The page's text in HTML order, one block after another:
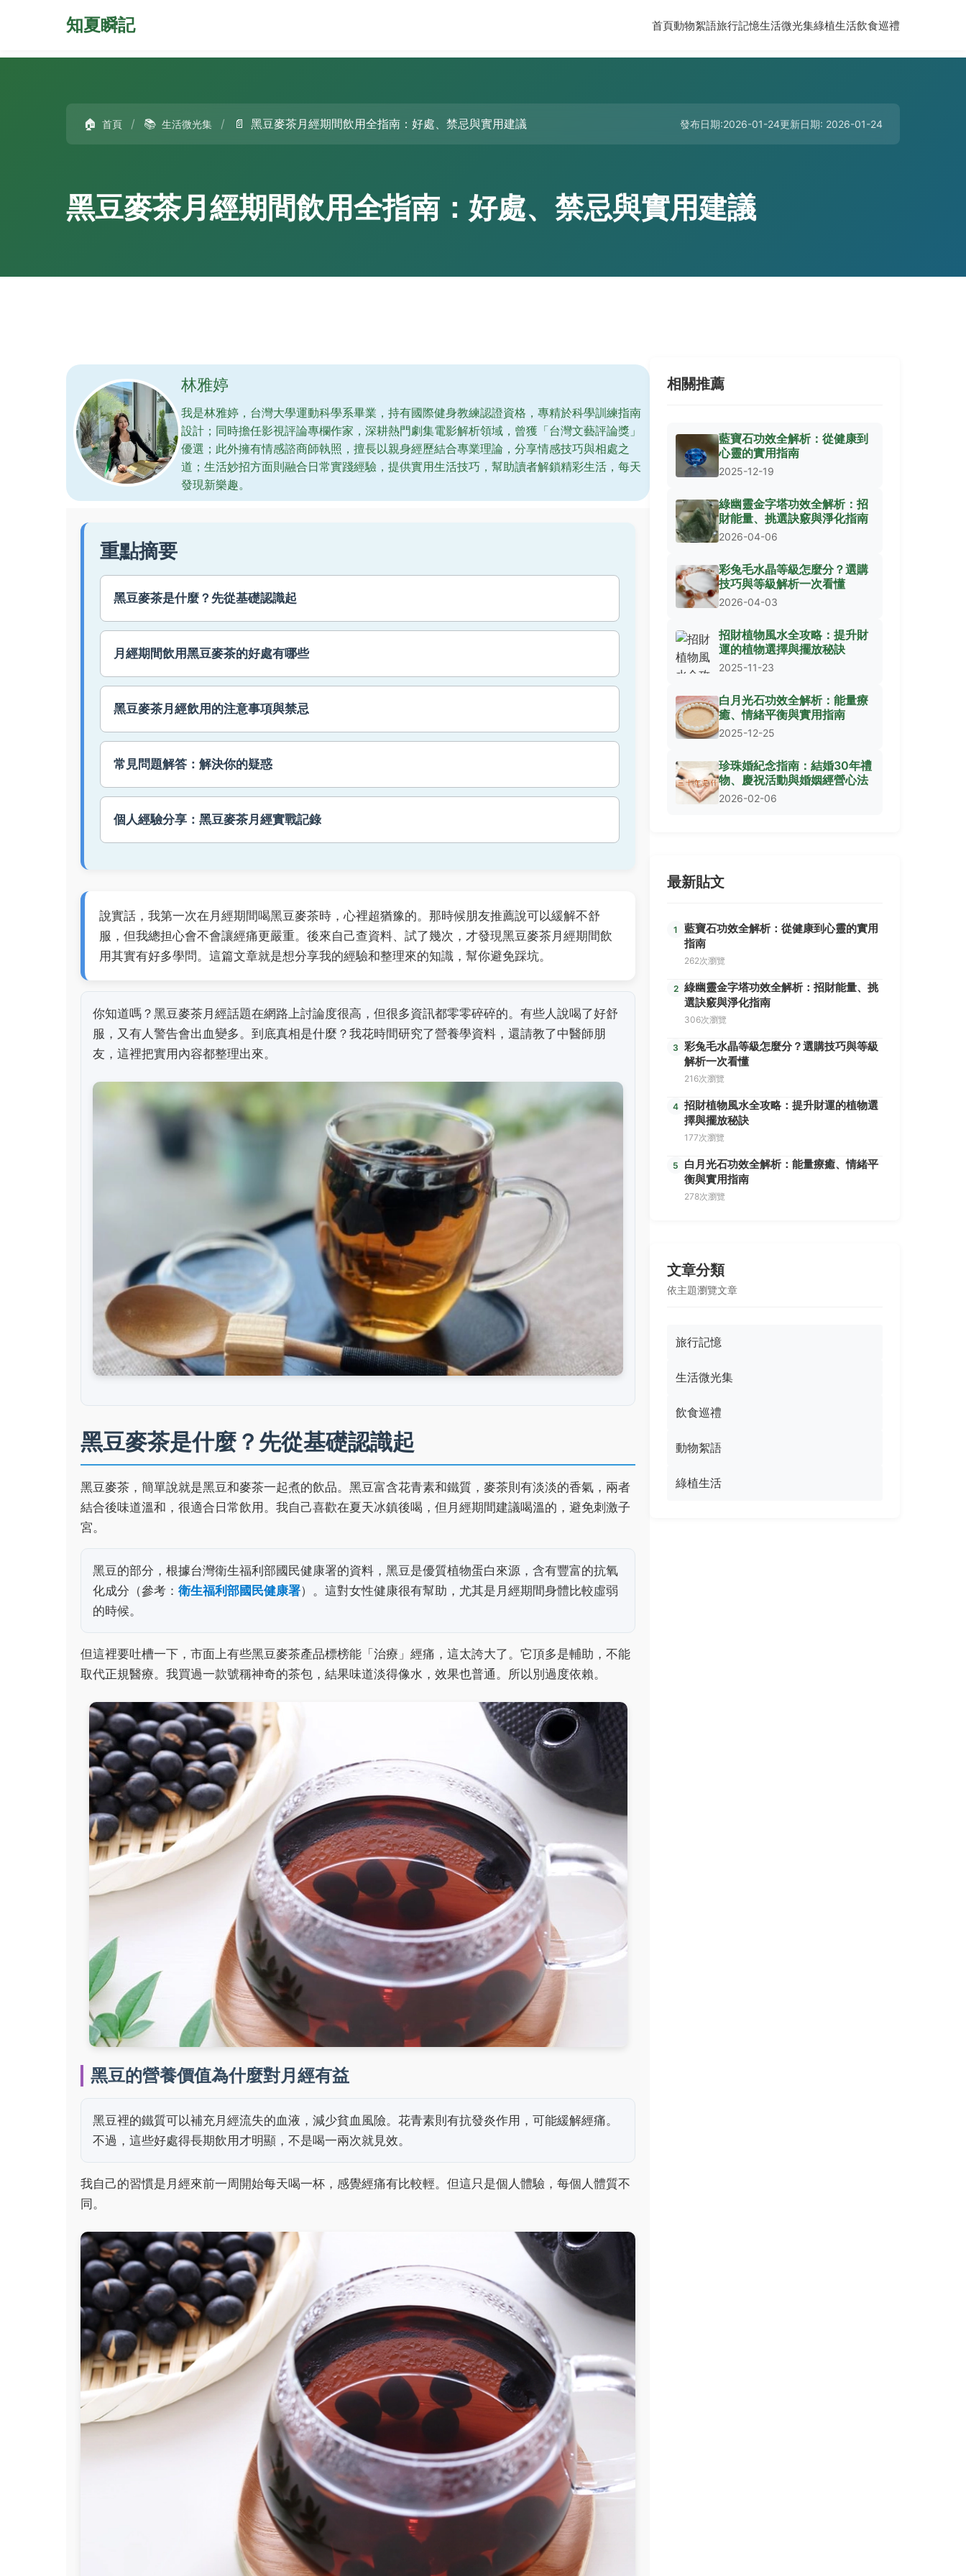
知夏瞬記 首頁動物絮語旅行記憶生活微光集綠植生活飲食巡禮
🏠 首頁 / 📚 生活微光集 / 📄 黑豆麥茶月經期間飲用全指南：好處、禁忌與實用建議 發布日期:2026-01-24更新日期: 2026-01-24
黑豆麥茶月經期間飲用全指南：好處、禁忌與實用建議
林雅婷
我是林雅婷，台灣大學運動科學系畢業，持有國際健身教練認證資格，專精於科學訓練指南
設計；同時擔任影視評論專欄作家，深耕熱門劇集電影解析領域，曾獲「台灣文藝評論獎」
優選；此外擁有情感諮商師執照，擅長以親身經歷結合專業理論，分享情感技巧與相處之
道；生活妙招方面則融合日常實踐經驗，提供實用生活技巧，幫助讀者解鎖精彩生活，每天
發現新樂趣。
重點摘要
黑豆麥茶是什麼？先從基礎認識起
月經期間飲用黑豆麥茶的好處有哪些
黑豆麥茶月經飲用的注意事項與禁忌
常見問題解答：解決你的疑惑
個人經驗分享：黑豆麥茶月經實戰記錄
說實話，我第一次在月經期間喝黑豆麥茶時，心裡超猶豫的。那時候朋友推薦說可以緩解不舒
服，但我總担心會不會讓經痛更嚴重。後來自己查資料、試了幾次，才發現黑豆麥茶月經期間飲
用其實有好多學問。這篇文章就是想分享我的經驗和整理來的知識，幫你避免踩坑。
你知道嗎？黑豆麥茶月經話題在網路上討論度很高，但很多資訊都零零碎碎的。有些人說喝了好舒
服，又有人警告會出血變多。到底真相是什麼？我花時間研究了營養學資料，還請教了中醫師朋
友，這裡把實用內容都整理出來。
黑豆麥茶是什麼？先從基礎認識起
黑豆麥茶，簡單說就是黑豆和麥茶一起煮的飲品。黑豆富含花青素和鐵質，麥茶則有淡淡的香氣，兩者
結合後味道溫和，很適合日常飲用。我自己喜歡在夏天冰鎮後喝，但月經期間建議喝溫的，避免刺激子
宮。
黑豆的部分，根據台灣衛生福利部國民健康署的資料，黑豆是優質植物蛋白來源，含有豐富的抗氧
化成分（參考： 衛生福利部國民健康署）。這對女性健康很有幫助，尤其是月經期間身體比較虛弱
的時候。
但這裡要吐槽一下，市面上有些黑豆麥茶產品標榜能「治療」經痛，這太誇大了。它頂多是輔助，不能
取代正規醫療。我買過一款號稱神奇的茶包，結果味道淡得像水，效果也普通。所以別過度依賴。
黑豆的營養價值為什麼對月經有益
黑豆裡的鐵質可以補充月經流失的血液，減少貧血風險。花青素則有抗發炎作用，可能緩解經痛。
不過，這些好處得長期飲用才明顯，不是喝一兩次就見效。
我自己的習慣是月經來前一周開始每天喝一杯，感覺經痛有比較輕。但這只是個人體驗，每個人體質不
同。
相關推薦
藍寶石功效全解析：從健康到
心靈的實用指南
2025-12-19
綠幽靈金字塔功效全解析：招
財能量、挑選訣竅與淨化指南
2026-04-06
彩兔毛水晶等級怎麼分？選購
技巧與等級解析一次看懂
2026-04-03
招財植物風水全攻略：提升財
運的植物選擇與擺放秘訣
2025-11-23
白月光石功效全解析：能量療
癒、情緒平衡與實用指南
2025-12-25
珍珠婚紀念指南：結婚30年禮
物、慶祝活動與婚姻經營心法
2026-02-06
最新貼文
1
藍寶石功效全解析：從健康到心靈的實用
指南
262次瀏覽
2 綠幽靈金字塔功效全解析：招財能量、挑
選訣竅與淨化指南
306次瀏覽
3 彩兔毛水晶等級怎麼分？選購技巧與等級
解析一次看懂
216次瀏覽
4 招財植物風水全攻略：提升財運的植物選
擇與擺放秘訣
177次瀏覽
5
白月光石功效全解析：能量療癒、情緒平
衡與實用指南
278次瀏覽
文章分類
依主題瀏覽文章
旅行記憶
生活微光集
飲食巡禮
動物絮語
綠植生活